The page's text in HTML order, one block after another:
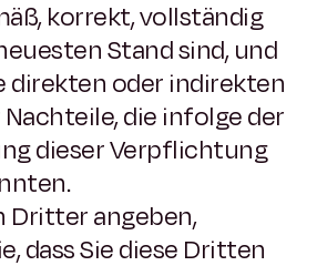
korrekt, vollständig
Stand sind, und
direkten oder indirekten
die infolge der
dieser Verpflichtung
Dritter angeben,
dass Sie diese Dritten